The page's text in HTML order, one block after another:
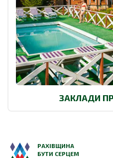
ЗАКЛАДИ
РАХІВЩИНА
БУТИ СЕРЦЕМ